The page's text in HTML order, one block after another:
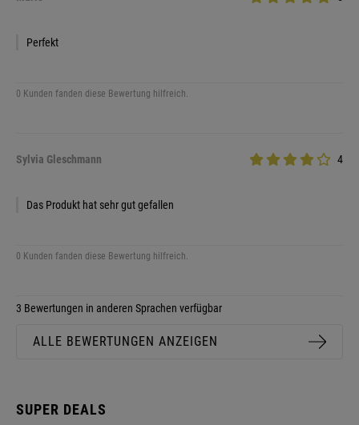
Perfekt
0 Kunden fanden diese Bewertung hilfreich.
Sylvia Gleschmann 4
Das Produkt hat sehr gut gefallen
0 Kunden fanden diese Bewertung hilfreich.
3 Bewertungen in anderen Sprachen verfügbar
ALLE BEWERTUNGEN ANZEIGEN
SUPER DEALS